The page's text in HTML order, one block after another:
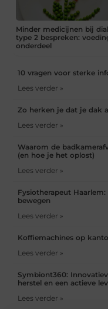
Minder medicijnen bij
type 2 bespreken:
onderdeel
10 vragen voor sterke
Lees verder »
Zo herken je dat je dak
Lees verder »
Waarom de
(en hoe je het oplost)
Lees verder »
Fysiotherapeut
bewegen
Lees verder »
Koffiemachines op
Lees verder »
Symbiont360:
herstel en een actieve
Lees verder »